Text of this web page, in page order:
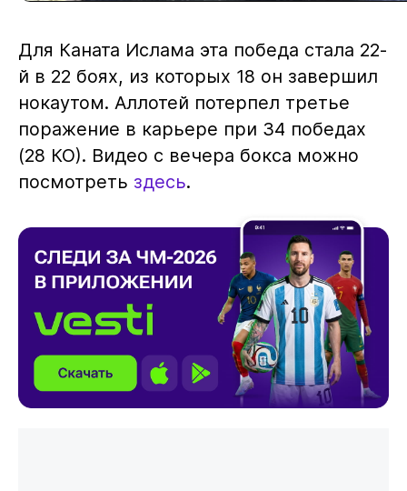
Для Каната Ислама эта победа стала 22-
й в 22 боях, из которых 18 он завершил
нокаутом. Аллотей потерпел третье
поражение в карьере при 34 победах
(28 КО). Видео с вечера бокса можно
посмотреть здесь.